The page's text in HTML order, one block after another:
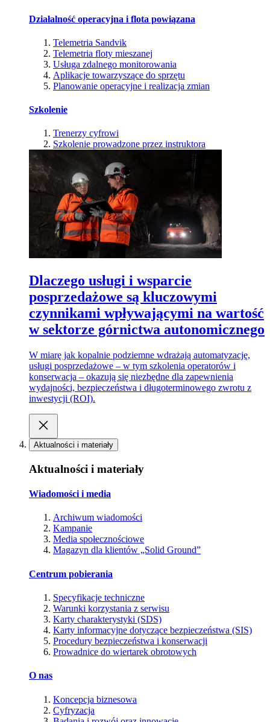
Działalność operacyjna i flota powiązana
Telemetria Sandvik
Telemetria floty mieszanej
Usługa zdalnego monitorowania
Aplikacje towarzyszące do sprzętu
Planowanie operacyjne i realizacja zmian
Szkolenie
Trenerzy cyfrowi
Szkolenie prowadzone przez instruktora
Dlaczego usługi i wsparcie
posprzedażowe są kluczowymi
czynnikami wpływającymi na wartość
w sektorze górnictwa autonomicznego
W miarę jak kopalnie podziemne wdrażają automatyzację,
usługi posprzedażowe – w tym szkolenia operatorów i
konserwacja – okazują się niezbędne dla zapewnienia
wydajności, bezpieczeństwa i długoterminowego zwrotu z
inwestycji (ROI).
Aktualności i materiały
Aktualności i materiały
Wiadomości i media
Archiwum wiadomości
Kampanie
Media społecznościowe
Magazyn dla klientów „Solid Ground”
Centrum pobierania
Specyfikacje techniczne
Warunki korzystania z serwisu
Karty charakterystyki (SDS)
Karty informacyjne dotyczące bezpieczeństwa (SIS)
Procedury bezpieczeństwa i konserwacji
Prowadnice do wiertarek obrotowych
O nas
Koncepcja biznesowa
Cyfryzacja